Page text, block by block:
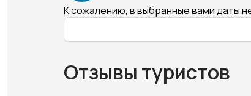
К сожалению, в выбранные вами даты
Отзывы туристов